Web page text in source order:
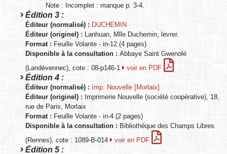
Note : Incomplet : manque p. 3-4.
Édition 3 :
Éditeur (normalisé) : DUCHEMIN
Éditeur (originel) :
Lanhuan, Mlle Duchemin, levrer.
Format : Feuille Volante - in-12 (4 pages)
Disponible à la consultation : Abbaye Saint Gwenolé
(Landévennec), cote : 08-p146-1
voir en PDF
Édition 4 :
Éditeur (normalisé) : Imp. Nouvelle [Morlaix]
Éditeur (originel) : Imprimerie Nouvelle (société coopérative), 18,
rue de Paris, Morlaix
Format : Feuille Volante - in-4 (2 pages)
Disponible à la consultation : Bibliothèque des Champs Libres
(Rennes), cote : 1089-B-014
voir en PDF
Édition 5 :